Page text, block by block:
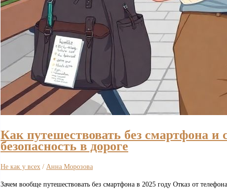
Как путешествовать без смартфона и
безопасность в дороге
Не как у всех / Анна Морозова
Зачем вообще путешествовать без смартфона в 2025 году Отказ от